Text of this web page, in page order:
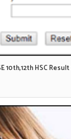
10th,12th HSC